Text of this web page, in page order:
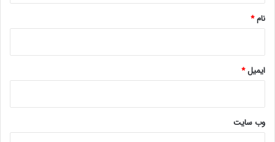
د
نام*
ایمیل*
وب‌ سایت